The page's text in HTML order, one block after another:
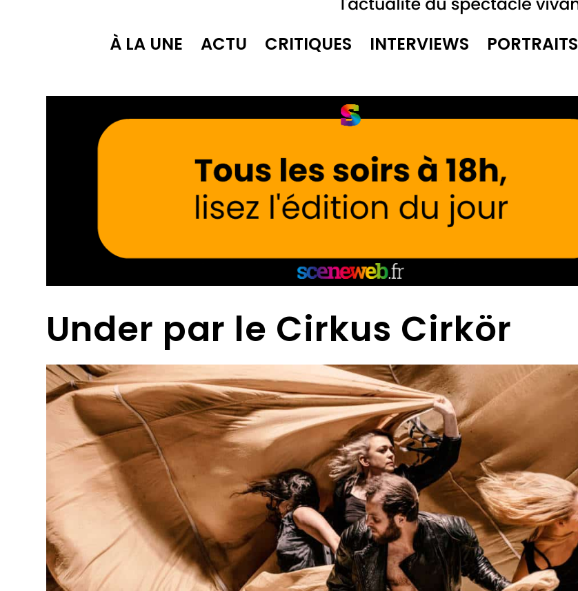
À LA UNE ACTU CRITIQUES INTERVIEWS PORTRAITS
Under par le Cirkus Cirkör